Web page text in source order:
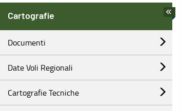
Cartografie
Documenti
Date Voli Regionali
Cartografie Tecniche